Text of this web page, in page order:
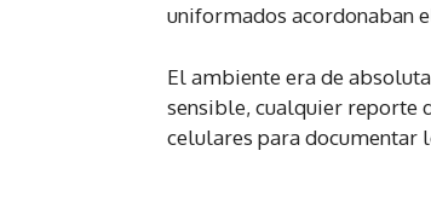
uniformados acordonaban
El ambiente era de
sensible, cualquier reporte
celulares para documentar